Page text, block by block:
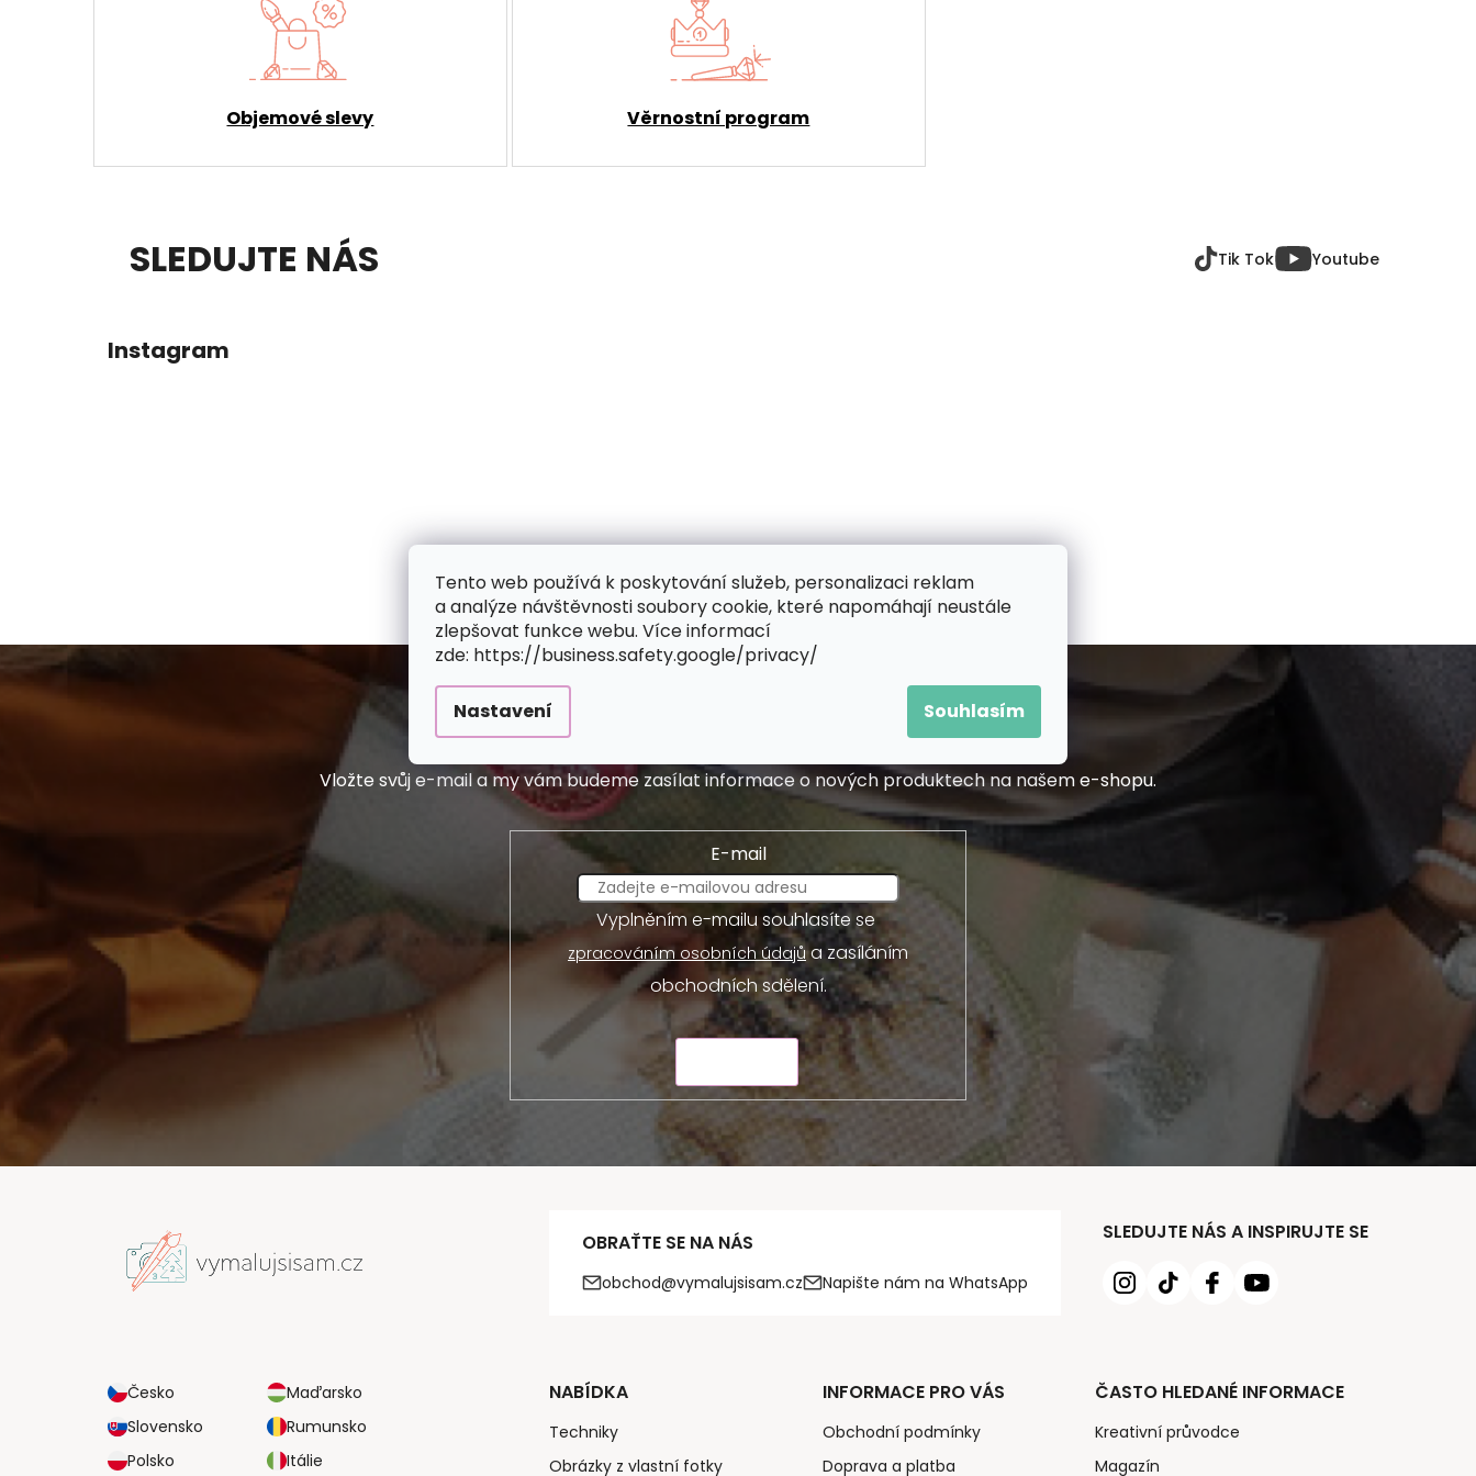
Tento web používá k poskytování služeb, personalizaci reklam
a analýze návštěvnosti soubory cookie, které napomáhají neustále
zlepšovat funkce webu. Více informací
zde: https://business.safety.google/privacy/
Nastavení Souhlasím
Objemové slevy Věrnostní program
SLEDUJTE NÁS Tik Tok Youtube
Instagram
Vložte svůj e-mail a my vám budeme zasílat informace o nových produktech na našem e-shopu.
E-mail
Vyplněním e-mailu souhlasíte se
zpracováním osobních údajůa zasíláním
obchodních sdělení.
OBRAŤTE SE NA NÁS
obchod@vymalujsisam.cz Napište nám na WhatsApp
SLEDUJTE NÁS A INSPIRUJTE SE
Česko
Maďarsko
Slovensko
Rumunsko
Polsko
Itálie
NABÍDKA
Techniky
Obrázky z vlastní fotky
INFORMACE PRO VÁS
Obchodní podmínky
Doprava a platba
ČASTO HLEDANÉ INFORMACE
Kreativní průvodce
Magazín